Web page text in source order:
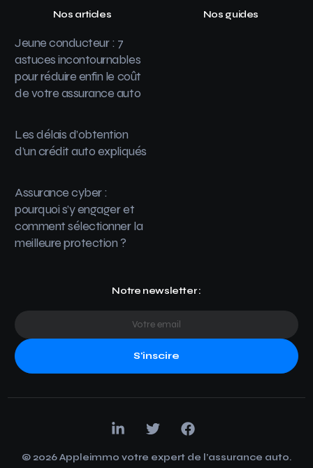
Nos articles
Jeune conducteur : 7
astuces incontournables
pour réduire enfin le coût
de votre assurance auto
Les délais d’obtention
d’un crédit auto expliqués
Assurance cyber :
pourquoi s’y engager et
comment sélectionner la
meilleure protection ?
Nos guides
Notre newsletter :
S'inscire
© 2026 Appleimmo votre expert de l’assurance auto.